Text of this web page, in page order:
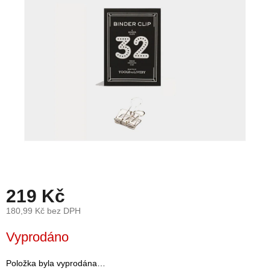
Novinky
Prodejny
Přihlášení
219 Kč
180,99 Kč bez DPH
cena:
Vyprodáno
Položka byla vyprodána…